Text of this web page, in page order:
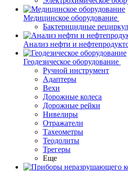
Медицинское оборудование
Бактерицидные
Анализ нефти и
Геодезическое оборудование
Ручной инструмент
Адаптеры
Вехи
Дорожные колеса
Дорожные рейки
Нивелиры
Отражатели
Тахеометры
Теодолиты
Трегеры
Еще